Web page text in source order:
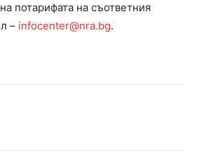
потарифата на съответния
– infocenter@nra.bg.